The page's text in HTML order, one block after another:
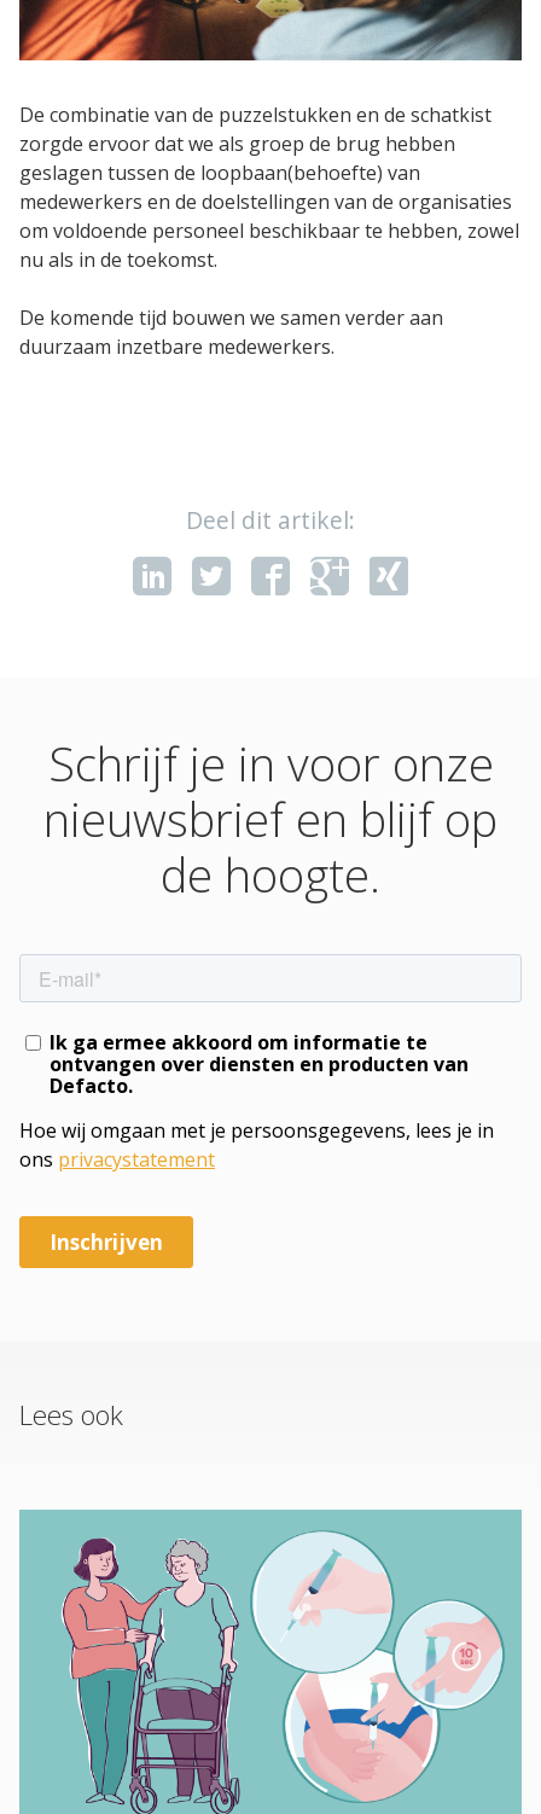
De combinatie van de puzzelstukken en de schatkist
zorgde ervoor dat we als groep de brug hebben
geslagen tussen de loopbaan(behoefte) van
medewerkers en de doelstellingen van de organisaties
om voldoende personeel beschikbaar te hebben, zowel
nu als in de toekomst.
De komende tijd bouwen we samen verder aan
duurzaam inzetbare medewerkers.
Deel dit artikel:
Schrijf je in voor onze
nieuwsbrief en blijf op
de hoogte.
Lees ook